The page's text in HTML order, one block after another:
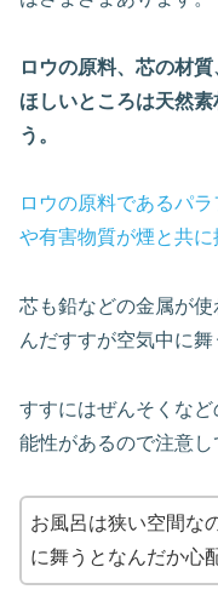
ロウの原料、芯の材
ほしいところは天然
う。
ロウの原料であるパ
や有害物質が煙と共に
芯も鉛などの金属が
んだすすが空気中に舞
すすにはぜんそくな
能性があるので注意し
お風呂は狭い空間な
に舞うとなんだか心